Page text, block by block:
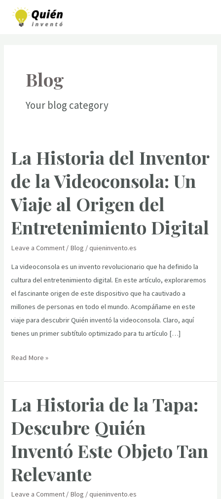
Blog
Your blog category
La Historia del Inventor
de la Videoconsola: Un
Viaje al Origen del
Entretenimiento Digital
Leave a Comment / Blog /quieninvento.es
La videoconsola es un invento revolucionario que ha definido la
cultura del entretenimiento digital. En este artículo, exploraremos
el fascinante origen de este dispositivo que ha cautivado a
millones de personas en todo el mundo. Acompáñame en este
viaje para descubrir Quién inventó la videoconsola. Claro, aquí
tienes un primer subtítulo optimizado para tu artículo […]
La
del
Inventor
de
la
Videoconsola:
Un
al
Origen
Read More »
La Historia de la Tapa:
Descubre Quién
Inventó Este Objeto Tan
Relevante
Leave a Comment / Blog /quieninvento.es